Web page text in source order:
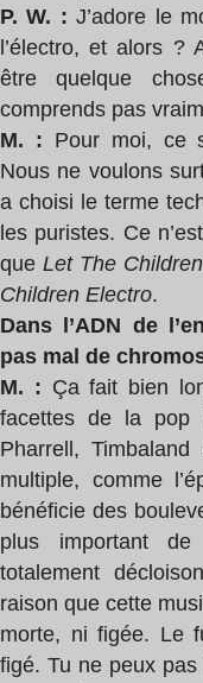
P. W. : J’adore le
l’électro, et alors ?
être quelque
comprends pas
M. : Pour moi, ce
Nous ne voulons
a choisi le terme
les puristes. Ce
que Let The
Children Electro.
Dans l’ADN de
pas mal de
M. : Ça fait bien
facettes de la pop
Pharrell,
multiple, comme
bénéficie des
plus important de
totalement
raison que cette
morte, ni figée. Le
figé. Tu ne peux